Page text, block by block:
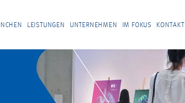
LEISTUNGEN UNTERNEHMEN IM FOKUS KONTAKT